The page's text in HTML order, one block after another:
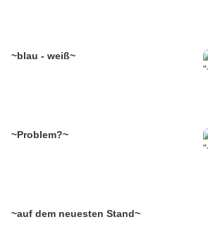
~blau - weiß~
~Problem?~
~auf dem neuesten Stand~